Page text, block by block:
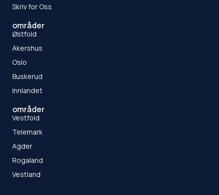
Skriv for Oss
områder
Østfold
Akershus
Oslo
Buskerud
Innlandet
områder
Vestfold
Telemark
Agder
Rogaland
Vestland